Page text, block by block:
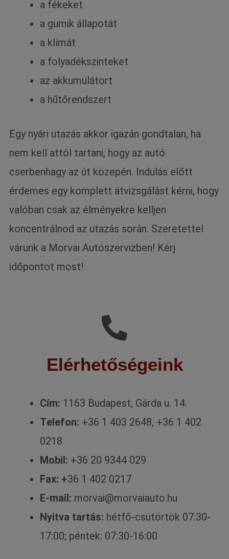
a fékeket
a gumik állapotát
a klímát
a folyadékszinteket
az akkumulátort
a hűtőrendszert
Egy nyári utazás akkor igazán gondtalan, ha
nem kell attól tartani, hogy az autó
cserbenhagy az út közepén. Indulás előtt
érdemes egy komplett átvizsgálást kérni, hogy
valóban csak az élményekre kelljen
koncentrálnod az utazás során. Szeretettel
várunk a Morvai Autószervizben! Kérj
időpontot most!
Elérhetőségeink
Cím: 1163 Budapest, Gárda u. 14.
Telefon: +36 1 403 2648, +36 1 402
0218
Mobil: +36 20 9344 029
Fax: +36 1 402 0217
E-mail: morvai@morvaiauto.hu
Nyitva tartás: hétfő-csütörtök 07:30-
17:00; péntek: 07:30-16:00